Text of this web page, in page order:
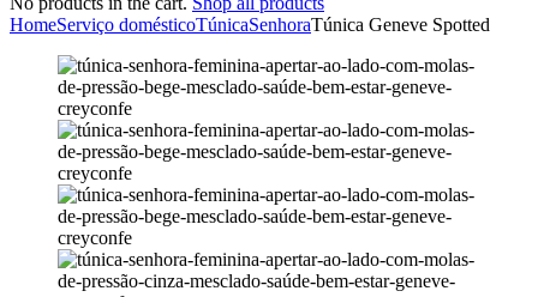
HomeServiço domésticoTúnicaSenhoraTúnica Geneve Spotted